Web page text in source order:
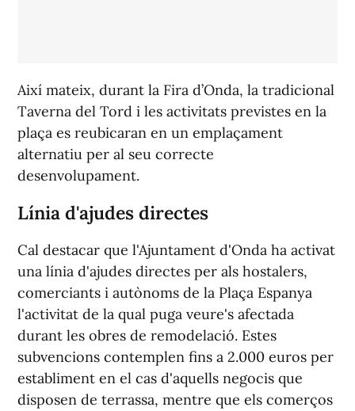
Així mateix, durant la Fira d’Onda, la tradicional
Taverna del Tord i les activitats previstes en la
plaça es reubicaran en un emplaçament
alternatiu per al seu correcte
desenvolupament.
Línia d'ajudes directes
Cal destacar que l'Ajuntament d'Onda ha activat
una línia d'ajudes directes per als hostalers,
comerciants i autònoms de la Plaça Espanya
l'activitat de la qual puga veure's afectada
durant les obres de remodelació. Estes
subvencions contemplen fins a 2.000 euros per
establiment en el cas d'aquells negocis que
disposen de terrassa, mentre que els comerços